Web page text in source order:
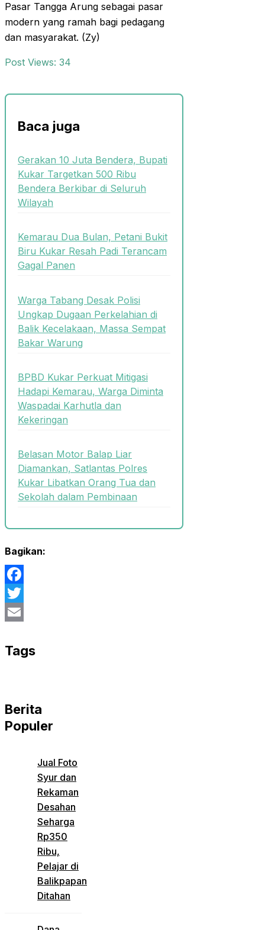
Pasar Tangga Arung sebagai pasar
modern yang ramah bagi pedagang
dan masyarakat. (Zy)
Post Views: 34
Baca juga
Gerakan 10 Juta Bendera, Bupati
Kukar Targetkan 500 Ribu
Bendera Berkibar di Seluruh
Wilayah
Kemarau Dua Bulan, Petani Bukit
Biru Kukar Resah Padi Terancam
Gagal Panen
Warga Tabang Desak Polisi
Ungkap Dugaan Perkelahian di
Balik Kecelakaan, Massa Sempat
Bakar Warung
BPBD Kukar Perkuat Mitigasi
Hadapi Kemarau, Warga Diminta
Waspadai Karhutla dan
Kekeringan
Belasan Motor Balap Liar
Diamankan, Satlantas Polres
Kukar Libatkan Orang Tua dan
Sekolah dalam Pembinaan
Bagikan:
Facebook
Twitter
Tags
Berita
Populer
Jual Foto
Syur dan
Rekaman
Desahan
Seharga
Rp350
Ribu,
Pelajar di
Balikpapan
Ditahan